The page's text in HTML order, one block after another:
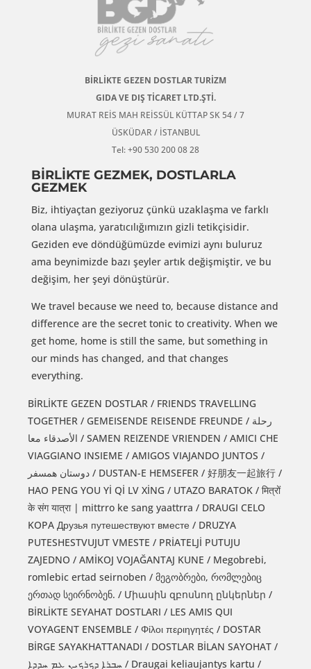
BİRLİKTE GEZEN DOSTLAR TURİZM
GIDA VE DIŞ TİCARET LTD.ŞTİ.
MURAT REİS MAH REİSSÜL KÜTTAP SK 54 / 7
ÜSKÜDAR / İSTANBUL
Tel: +90 530 200 08 28
BİRLİKTE GEZMEK, DOSTLARLA
GEZMEK
Biz, ihtiyaçtan geziyoruz çünkü uzaklaşma ve farklı
olana ulaşma, yaratıcılığımızın gizli tetikçisidir.
Geziden eve döndüğümüzde evimizi aynı buluruz
ama beynimizde bazı şeyler artık değişmiştir, ve bu
değişim, her şeyi dönüştürür.
We travel because we need to, because distance and
difference are the secret tonic to creativity. When we
get home, home is still the same, but something in
our minds has changed, and that changes
everything.
BİRLİKTE GEZEN DOSTLAR / FRIENDS TRAVELLING
TOGETHER / GEMEISENDE REISENDE FREUNDE / رحلة
الأصدقاء معا / SAMEN REIZENDE VRIENDEN / AMICI CHE
VIAGGIANO INSIEME / AMIGOS VIAJANDO JUNTOS /
دوستان همسفر / DUSTAN-E HEMSEFER / 好朋友一起旅行 /
HAO PENG YOU Yİ Qİ LV XİNG / UTAZO BARATOK / मित्रों
के संग यात्रा | mittrro ke sang yaattrra / DRAUGI CELO
KOPA Друзья путешествуют вместе / DRUZYA
PUTESHESTVUJUT VMESTE / PRİATELJİ PUTUJU
ZAJEDNO / AMİKOJ VOJAĞANTAJ KUNE / Megobrebi,
romlebic ertad seirnoben / მეგობრები, რომლებიც
ერთად სეირნობენ. / Միասին զբոսնող ընկերներ /
BİRLİKTE SEYAHAT DOSTLARI / LES AMIS QUI
VOYAGENT ENSEMBLE / Φίλοι περιηγητές / DOSTAR
BİRGE SAYAKHATTANADI / DOSTLAR BİLAN SAYOHAT /
ܚܒܪܐ ܕܟܪܟܝܢ ܥܡ ܚܕܕܐ / Draugai keliaujantys kartu /